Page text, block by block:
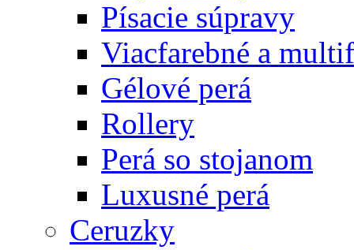
Písacie súpravy
Viacfarebné a
Gélové perá
Rollery
Perá so stojanom
Luxusné perá
Ceruzky